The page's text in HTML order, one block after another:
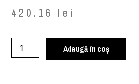
420.16 lei
Adaugă în coș